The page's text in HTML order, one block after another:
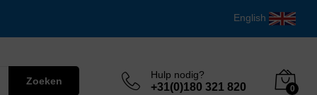
English
Zoeken
Hulp nodig?
+31(0)180 321 820 0